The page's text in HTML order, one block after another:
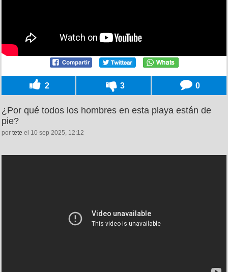
2 3 0
¿Por qué todos los hombres en esta playa están de
pie?
por tete el 10 sep 2025, 12:12